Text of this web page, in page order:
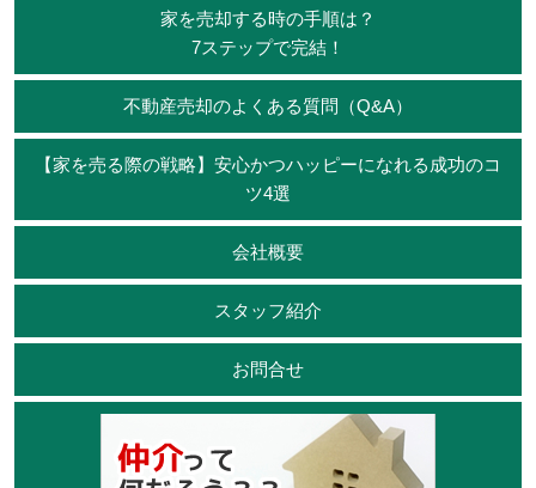
家を売却する時の手順は？
7ステップで完結！
不動産売却のよくある質問（Q&A）
【家を売る際の戦略】安心かつハッピーになれる成功のコ
ツ4選
会社概要
スタッフ紹介
お問合せ